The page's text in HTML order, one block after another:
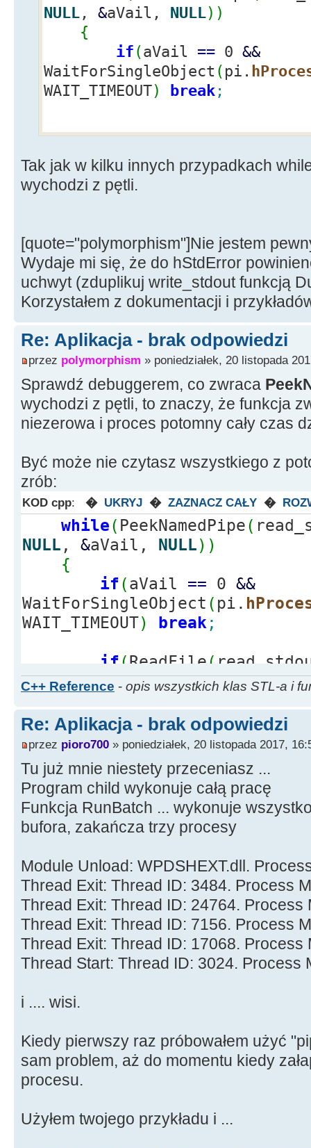
CloseHandle( write_stdout
CloseHandle
( read_stdout
return
true;
NULL , &aVail, NULL) )
{
if (aVail == 0 &&
WaitForSingleObject ( pi.
WAIT_TIMEOUT) break ;
...
Application->
odblokuje GUI
Tak jak w kilku innych przypadkach
wychodzi z pętli.
[quote="polymorphism"]Nie jestem
Wydaje mi się, że do hStdError
uchwyt (zduplikuj write_stdout funkcją
Korzystałem z dokumentacji i
Re: Aplikacja - brak odpowiedzi
przez polymorphism » poniedziałek, 20 listopada
Sprawdź debuggerem, co zwraca
wychodzi z pętli, to znaczy, że funkcja
niezerowa i proces potomny cały czas
Być może nie czytasz wszystkiego z
zrób:
KOD cpp: � UKRYJ � ZAZNACZ CAŁY �
while( PeekNamedPipe(
NULL , &aVail, NULL) )
{
if(aVail == 0 &&
WaitForSingleObject ( pi.
WAIT_TIMEOUT) break;
if(ReadFile(
std::min(aVail, 1023),&
/* tu przetwarzasz
Application->
}
C++ Reference - opis wszystkich klas STL-a i
Re: Aplikacja - brak odpowiedzi
przez pioro700 » poniedziałek, 20 listopada 2017,
Tu już mnie niestety przeceniasz ...
Program child wykonuje całą pracę
Funkcja RunBatch ... wykonuje
bufora, zakańcza trzy procesy
Module Unload: WPDSHEXT.dll.
Thread Exit: Thread ID: 3484. Process
Thread Exit: Thread ID: 24764.
Thread Exit: Thread ID: 7156. Process
Thread Exit: Thread ID: 17068.
Thread Start: Thread ID: 3024. Process
i .... wisi.
Kiedy pierwszy raz próbowałem użyć
sam problem, aż do momentu kiedy
procesu.
Użyłem twojego przykładu i ...